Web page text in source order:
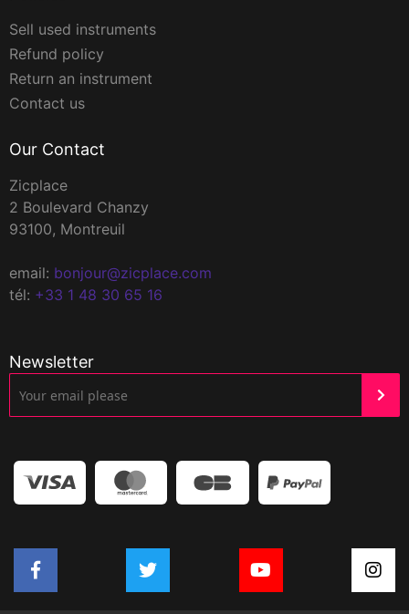
Sell used instruments
Refund policy
Return an instrument
Contact us
Our Contact
Zicplace
2 Boulevard Chanzy
93100, Montreuil
email: bonjour@zicplace.com
tél: +33 1 48 30 65 16
Newsletter